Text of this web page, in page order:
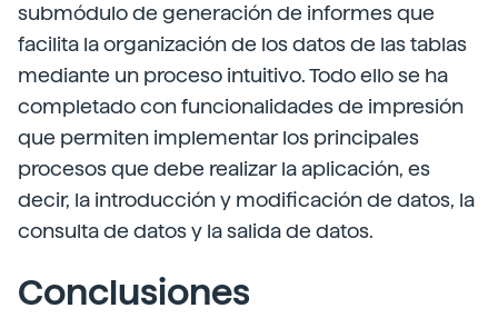
submódulo de generación de informes que
facilita la organización de los datos de las tablas
mediante un proceso intuitivo. Todo ello se ha
completado con funcionalidades de impresión
que permiten implementar los principales
procesos que debe realizar la aplicación, es
decir, la introducción y modificación de datos, la
consulta de datos y la salida de datos.
Conclusiones